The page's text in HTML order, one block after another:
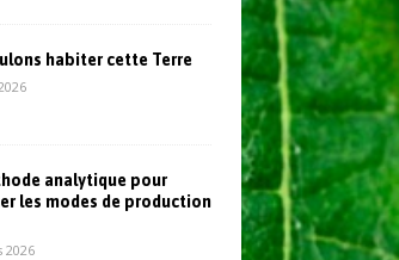
habiter cette Terre
analytique pour
les modes de production
2026